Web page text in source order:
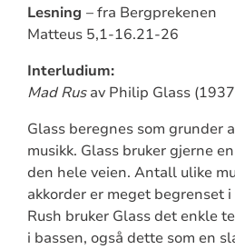
Lesning – fra Bergprekenen
Matteus 5,1-16.21-26
Interludium:
Mad Rusav Philip Glass
Glass beregnes som grunder
musikk. Glass bruker gjerne
den hele veien. Antall ulike
akkorder er meget begrenset
Rush bruker Glass det enkle
i bassen, også dette som en